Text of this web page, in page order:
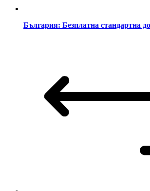
България: Безплатна стандартна